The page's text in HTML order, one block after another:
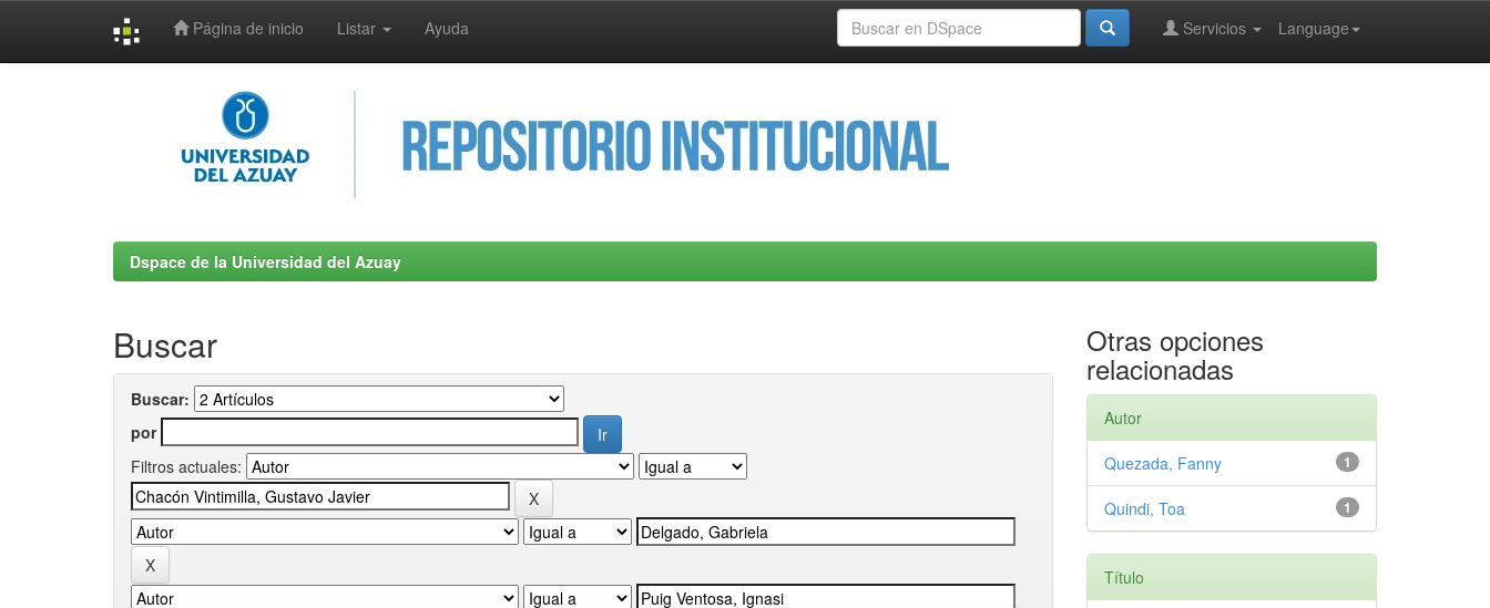
Página de inicio Listar Ayuda Language
Servicios
Dspace de la Universidad del Azuay
Buscar
Buscar:
por
Filtros actuales:
Otras opciones
relacionadas
Autor
1
Quezada, Fanny
1
Quindi, Toa
Título